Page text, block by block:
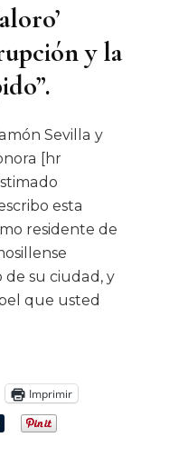
y la
Sevilla y
[hr
esta
residente de
su ciudad, y
que usted
Imprimir